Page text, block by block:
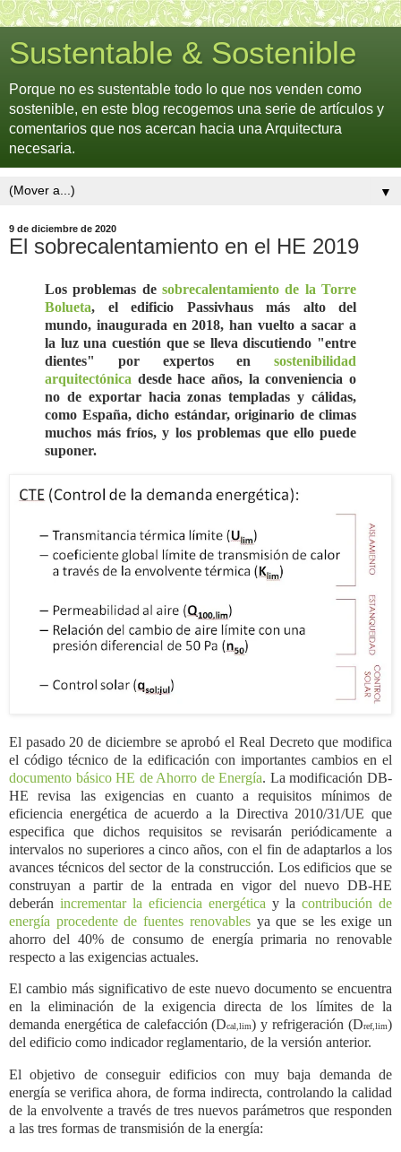
Sustentable & Sostenible
Porque no es sustentable todo lo que nos venden como
sostenible, en este blog recogemos una serie de artículos y
comentarios que nos acercan hacia una Arquitectura
necesaria.
▼
9 de diciembre de 2020
El sobrecalentamiento en el HE 2019
Los problemas de sobrecalentamiento de la Torre
Bolueta, el edificio Passivhaus más alto del
mundo, inaugurada en 2018, han vuelto a sacar a
la luz una cuestión que se lleva discutiendo "entre
dientes" por expertos en sostenibilidad
arquitectónica desde hace años, la conveniencia o
no de exportar hacia zonas templadas y cálidas,
como España, dicho estándar, originario de climas
muchos más fríos, y los problemas que ello puede
suponer.
El pasado 20 de diciembre se aprobó el Real Decreto que modifica
el código técnico de la edificación con importantes cambios en el
documento básico HE de Ahorro de Energía. La modificación DB-
HE revisa las exigencias en cuanto a requisitos mínimos de
eficiencia energética de acuerdo a la Directiva 2010/31/UE que
especifica que dichos requisitos se revisarán periódicamente a
intervalos no superiores a cinco años, con el fin de adaptarlos a los
avances técnicos del sector de la construcción. Los edificios que se
construyan a partir de la entrada en vigor del nuevo DB-HE
deberán incrementar la eficiencia energética y la contribución de
energía procedente de fuentes renovablesya que se les exige un
ahorro del 40% de consumo de energía primaria no renovable
respecto a las exigencias actuales.
El cambio más significativo de este nuevo documento se encuentra
en la eliminación de la exigencia directa de los límites de la
demanda energética de calefacción (Dcal,lim) y refrigeración (Dref,lim)
del edificio como indicador reglamentario, de la versión anterior.
El objetivo de conseguir edificios con muy baja demanda de
energía se verifica ahora, de forma indirecta, controlando la calidad
de la envolvente a través de tres nuevos parámetros que responden
a las tres formas de transmisión de la energía: